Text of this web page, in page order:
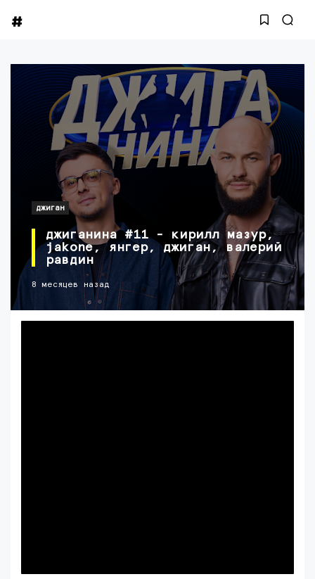
джиган
джиганина #11 - кирилл мазур,
jakone, янгер, джиган, валерий
равдин
8 месяцев назад